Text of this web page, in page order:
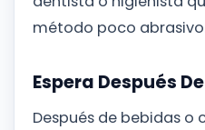
método poco
Espera Después
Después de bebidas o